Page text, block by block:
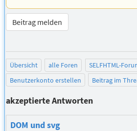
Beitrag melden
Übersicht alle Foren SELFHTML-
Benutzerkonto erstellen
Beitrag im
akzeptierte Antworten
DOM und svg